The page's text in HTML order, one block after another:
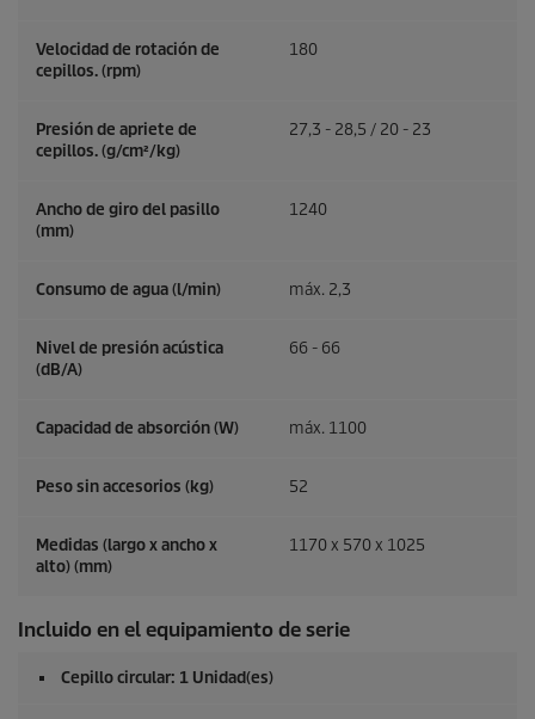
Velocidad de rotación de
cepillos. (rpm)
180
Presión de apriete de
cepillos. (g/cm²/kg)
27,3 - 28,5 / 20 - 23
Ancho de giro del pasillo
(mm)
1240
Consumo de agua (l/min) máx. 2,3
Nivel de presión acústica
(dB/A)
66 - 66
Capacidad de absorción (W) máx. 1100
Peso sin accesorios (kg) 52
Medidas (largo x ancho x
alto) (mm)
1170 x 570 x 1025
Incluido en el equipamiento de serie
Cepillo circular: 1 Unidad(es)